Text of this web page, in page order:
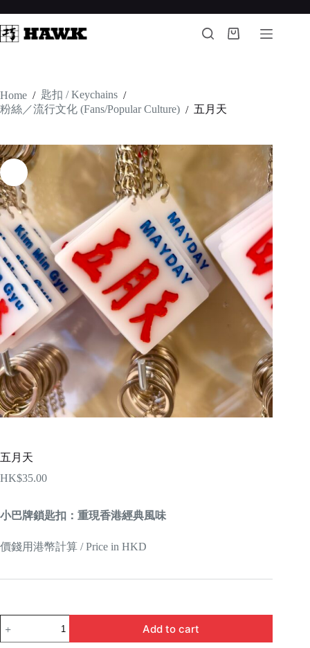
to
content
Shopping
Home / 匙扣 / Keychains /
粉絲／流行文化 (Fans/Popular Culture) / 五月天
五月天
HK$35.00
小巴牌鎖匙扣：重現香港經典風味
價錢用港幣計算 / Price in HKD
月
Add to cart